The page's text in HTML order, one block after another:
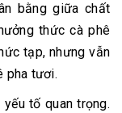
bằng giữa chất
thức cà phê
tạp, nhưng vẫn
pha tươi.
tố quan trọng.